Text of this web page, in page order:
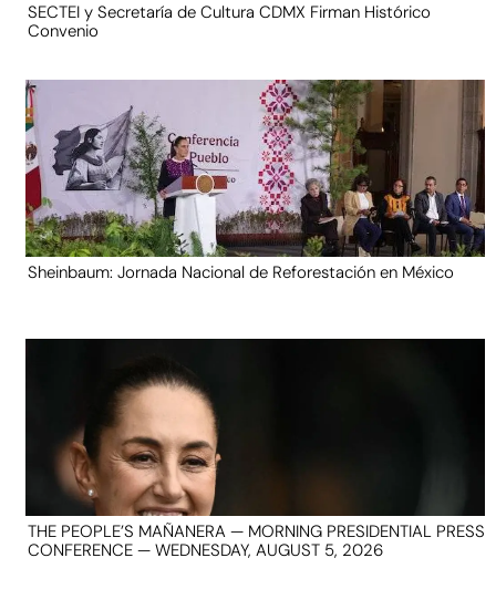
SECTEI y Secretaría de Cultura CDMX Firman Histórico
Convenio
Sheinbaum: Jornada Nacional de Reforestación en México
THE PEOPLE’S MAÑANERA — MORNING PRESIDENTIAL PRESS
CONFERENCE — WEDNESDAY, AUGUST 5, 2026